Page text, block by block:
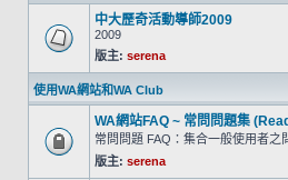
中大歷奇活動導師2009
2009
版主: serena
使用WA網站和WA Club
WA網站FAQ ~ 常問問題集
常問問題 FAQ：集合一般使用者
版主: serena